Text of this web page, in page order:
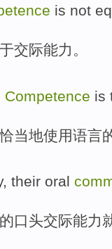
is not
交际能力。
Competence is
恰当地使用语言
, their oral
口头交际能力